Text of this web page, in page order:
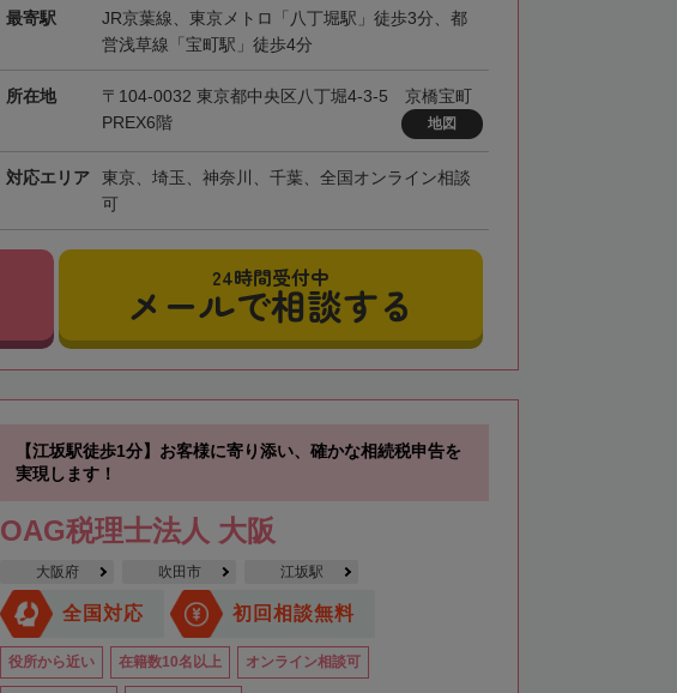
最寄駅
JR京葉線、東京メトロ「八丁堀駅」徒歩3分、都
営浅草線「宝町駅」徒歩4分
所在地
〒104-0032 東京都中央区八丁堀4-3-5 京橋宝町
PREX6階
地図
対応エリア
東京、埼玉、神奈川、千葉、全国オンライン相談
可
24時間受付中
メールで相談する
【江坂駅徒歩1分】お客様に寄り添い、確かな相続税申告を
実現します！
OAG税理士法人 大阪
大阪府 吹田市 江坂駅
全国対応 初回相談無料
役所から近い 在籍数10名以上 オンライン相談可